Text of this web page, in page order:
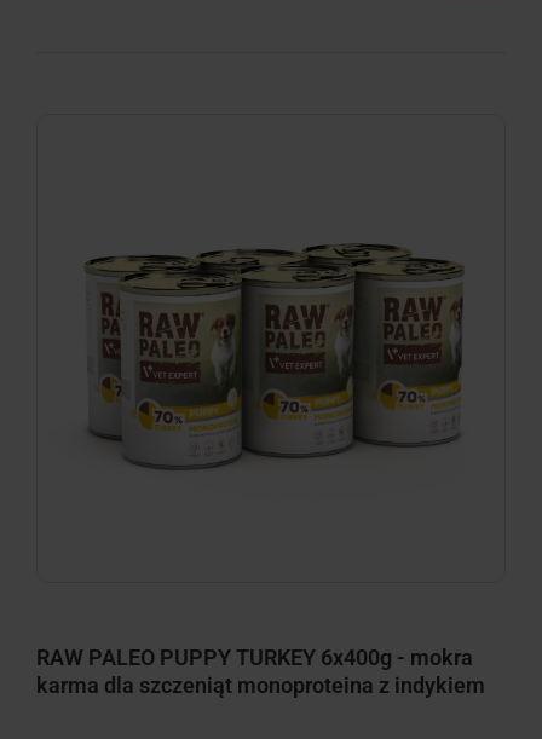
RAW PALEO PUPPY TURKEY 6x400g - mokra
karma dla szczeniąt monoproteina z indykiem